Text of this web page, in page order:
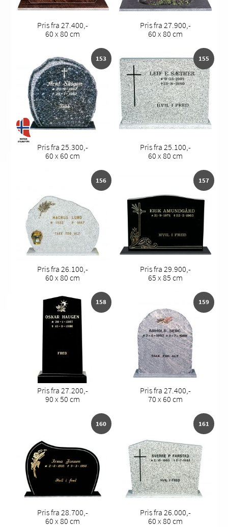
Pris fra 27.400,-
60 x 80 cm
Pris fra 27.900,-
60 x 80 cm
153
Pris fra 25.300,-
60 x 60 cm
155
Pris fra 25.100,-
60 x 80 cm
156
Pris fra 26.100,-
60 x 80 cm
157
Pris fra 29.900,-
65 x 85 cm
158
Pris fra 27.200,-
90 x 50 cm
159
Pris fra 27.400,-
70 x 60 cm
160
Pris fra 28.700,-
60 x 80 cm
161
Pris fra 26.000,-
60 x 80 cm